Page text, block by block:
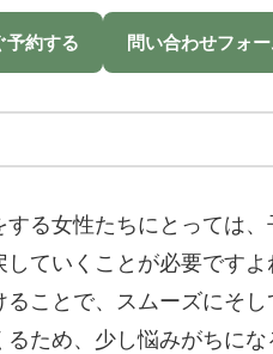
予約する 問い合わせフォ
る女性たちにとっては
ていくことが必要ですよ
ことで、スムーズにそ
ため、少し悩みがちに